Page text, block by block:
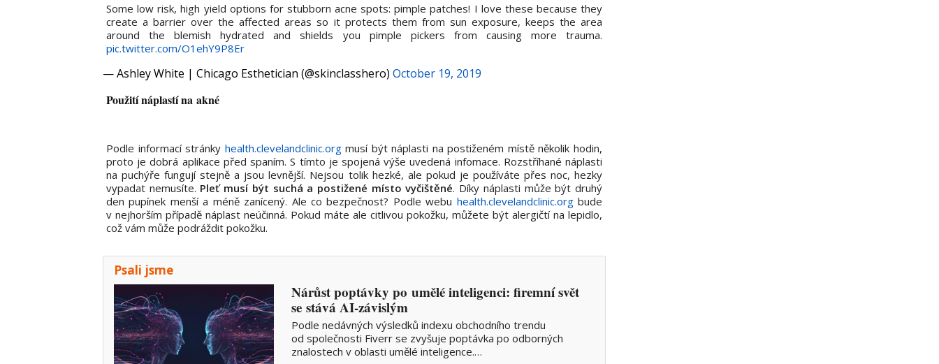
Some low risk, high yield options for stubborn acne spots: pimple patches! I love these because they
create a barrier over the affected areas so it protects them from sun exposure, keeps the area
around the blemish hydrated and shields you pimple pickers from causing more trauma.
pic.twitter.com/O1ehY9P8Er
— Ashley White | Chicago Esthetician (@skinclasshero) October 19, 2019
Použití náplastí na akné
Podle informací stránky health.clevelandclinic.orgmusí být náplasti na postiženém místě několik hodin,
proto je dobrá aplikace před spaním. S tímto je spojená výše uvedená infomace. Rozstříhané náplasti
na puchýře fungují stejně a jsou levnější. Nejsou tolik hezké, ale pokud je používáte přes noc, hezky
vypadat nemusíte. Pleť musí být suchá a postižené místo vyčištěné. Díky náplasti může být druhý
den pupínek menší a méně zanícený. Ale co bezpečnost? Podle webu health.clevelandclinic.orgbude
v nejhorším případě náplast neúčinná. Pokud máte ale citlivou pokožku, můžete být alergičtí na lepidlo,
což vám může podráždit pokožku.
Psali jsme
Nárůst poptávky po umělé inteligenci: firemní svět
se stává AI-závislým
Podle nedávných výsledků indexu obchodního trendu
od společnosti Fiverr se zvyšuje poptávka po odborných
znalostech v oblasti umělé inteligence.…